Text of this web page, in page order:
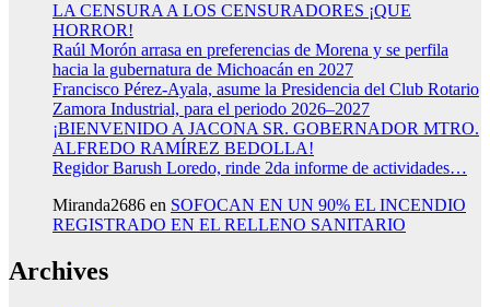
LA CENSURA A LOS CENSURADORES ¡QUE
HORROR!
Raúl Morón arrasa en preferencias de Morena y se perfila
hacia la gubernatura de Michoacán en 2027
Francisco Pérez-Ayala, asume la Presidencia del Club Rotario
Zamora Industrial, para el periodo 2026–2027
¡BIENVENIDO A JACONA SR. GOBERNADOR MTRO.
ALFREDO RAMÍREZ BEDOLLA!
Regidor Barush Loredo, rinde 2da informe de actividades…
Miranda2686 en SOFOCAN EN UN 90% EL INCENDIO
REGISTRADO EN EL RELLENO SANITARIO
Archives